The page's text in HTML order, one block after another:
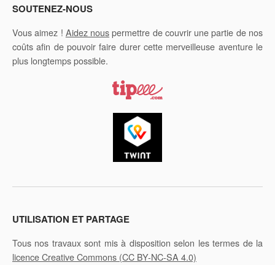
SOUTENEZ-NOUS
Vous aimez ! Aidez nouspermettre de couvrir une partie de nos
coûts afin de pouvoir faire durer cette merveilleuse aventure le
plus longtemps possible.
UTILISATION ET PARTAGE
Tous nos travaux sont mis à disposition selon les termes de la
licence Creative Commons (CC BY-NC-SA 4.0)